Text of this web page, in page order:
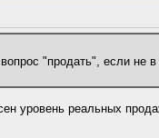
"продать", если не
уровень реальных